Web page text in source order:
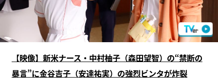
【映像】新米ナース・中村柚子（森田望智）の“禁断の
暴言”に金谷吉子（安達祐実）の強烈ビンタが炸裂